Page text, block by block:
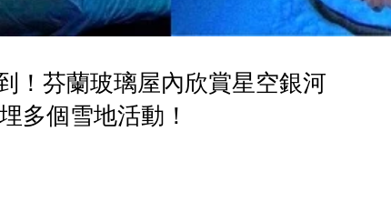
！芬蘭玻璃屋內欣賞星空銀河
多個雪地活動！